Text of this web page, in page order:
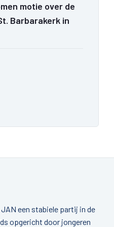
motie over de
Barbarakerk in
een stabiele partij in de
opgericht door jongeren